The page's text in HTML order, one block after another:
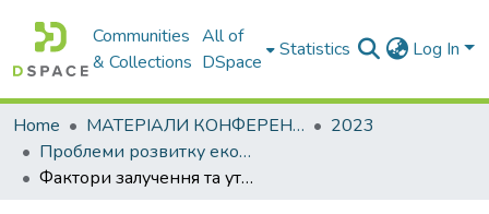
Communities
& Collections
All of
DSpace
Statistics Log In
Home МАТЕРІАЛИ КОНФЕРЕНЦІЙ
2023
Проблеми розвитку економіки підприємства: погляд молоді
Фактори залучення та утримання персоналу на підприємстві